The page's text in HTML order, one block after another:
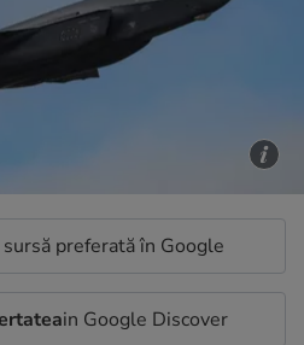
preferată în Google
in Google Discover